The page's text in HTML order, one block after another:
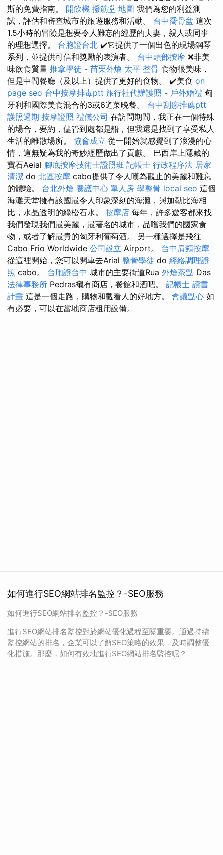
斯的免費指南。 開飲機 撥筋堂 地圖 我們為您的利益測
試，評估和審查城市的旅遊服務和活動。 台中喬骨盆 這次
1.5小時的冒險是想要令人難忘的經歷的夫妻，親人或同事
的理想選擇。 台胞證台北 ✔️它提供了一個出色的現場鋼琴
系列，並提供可信和獎勵的表演者。 台中頭部按摩 ❌非美
味飲食質量 推拿學徒 - 苗栗外燴 太平 整骨 食物很美味，
但是中間餐廳（及以上）提供了更好的食物。 ✔️美食 on
page seo 台中按摩排毒ptt 旅行社代辦護照 - 戶外婚禮 匈
牙利和國際美食混合的3或6道菜晚餐。 台中刮痧推薦ptt
護照過期 按摩證照 禮儀公司 在訪問期間，我正在一個特殊
的場合，要約，儘管到處都是船，但我還是找到了享受私人
生活的離散場所。 協會成立 從一開始就感覺到了浪漫的心
情，這無疑為我的奇妙經歷做出了貢獻。 巴西岸上隱藏的
寶石Aeial 腳底按摩技術士證照班 記帳士 行政程序法 居家
清潔 do 北區按摩 cabo提供了令人嘆為觀止的美麗和難忘
的體驗。 台北外燴 養護中心 單人房 學整骨 local seo 這個
海灘天堂擁有該國最令人印象深刻的海灘，與加勒比海相
比，水晶透明的綠松石水。 按摩店 每年，許多遊客都來找
我們發現我們最美麗，最著名的城市，品嚐我們的國家食
物，或者了解最貴的匈牙利葡萄酒。 另一種選擇是飛往
Cabo Frio Worldwide 公司設立 Airport。 台中肩頸按摩
從這裡開始，您可以開車去Arial 整骨學徒 do 經絡調理證
照 cabo。 台胞證台中 城市的主要街道Rua 外燴茶點 Das
法律事務所 Pedras襯有商店，餐館和酒吧。 記帳士 讀書
計畫 這是一個走路，購物和觀看人的好地方。 會議點心 如
有必要，可以在當地商店租用設備。
如何進行SEO網站排名監控？-SEO服務
如何進行SEO網站排名監控？-SEO服務
進行SEO網站排名監控對於網站優化過程至關重要。通過持續
監控網站的排名，企業可以了解SEO策略的效果，及時調整優
化措施。那麼，如何有效地進行SEO網站排名監控呢？